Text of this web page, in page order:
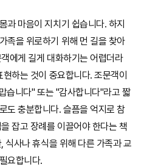
과 마음이 지치기 쉽습니다. 하지
족을 위로하기 위해 먼 길을 찾아
에게 길게 대화하기는 어렵더라
하는 것이 중요합니다. 조문객이
습니다" 또는 "감사합니다"라고 짧
도 충분합니다. 슬픔을 억지로 참
잡고 장례를 이끌어야 한다는 책
식사나 휴식을 위해 다른 가족과 교
요합니다.